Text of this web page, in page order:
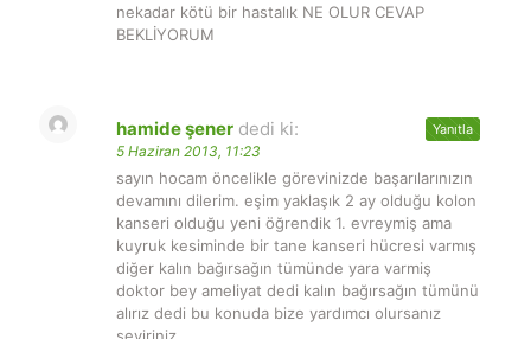
nekadar kötü bir hastalık NE OLUR CEVAP
BEKLİYORUM
hamide şener dedi ki:
5 Haziran 2013, 11:23
sayın hocam öncelikle görevinizde başarılarınızın
devamını dilerim. eşim yaklaşık 2 ay olduğu kolon
kanseri olduğu yeni öğrendik 1. evreymiş ama
kuyruk kesiminde bir tane kanseri hücresi varmış
diğer kalın bağırsağın tümünde yara varmiş
doktor bey ameliyat dedi kalın bağırsağın tümünü
alırız dedi bu konuda bize yardımcı olursanız
seviriniz
Yanıtla